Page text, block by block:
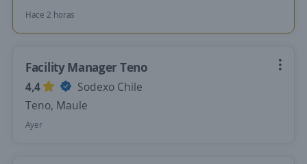
Hace 2 horas
Facility Manager Teno
4,4
Sodexo Chile
Teno, Maule
Ayer